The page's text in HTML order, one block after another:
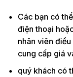
Các bạn có
điện thoại
nhân viên
cung cấp giá
quý khách có